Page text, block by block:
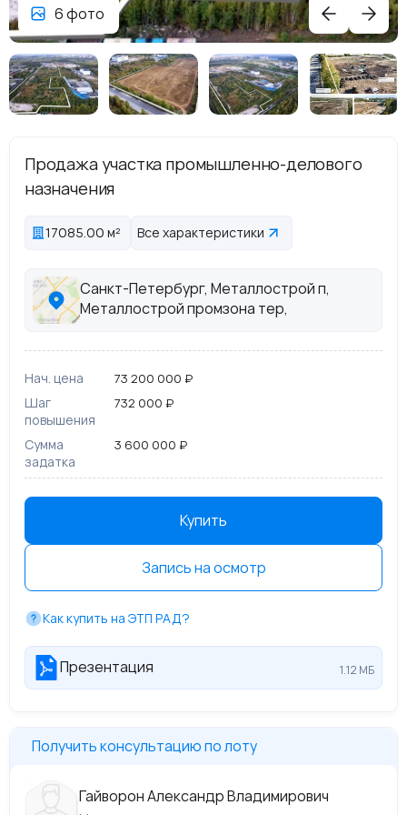
6 фото
Продажа участка промышленно-делового
назначения
17085.00 м² Все характеристики
Санкт-Петербург, Металлострой п,
Металлострой промзона тер,
Нач. цена 73 200 000 ₽
Шаг
повышения
732 000 ₽
Сумма
задатка
3 600 000 ₽
Купить
Запись на осмотр
Как купить на ЭТП РАД?
Презентация 1.12 МБ
Получить консультацию по лоту
Гайворон Александр Владимирович